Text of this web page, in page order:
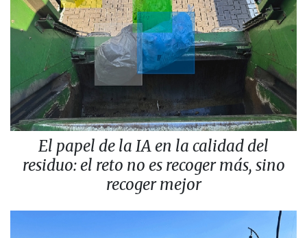
El papel de la IA en la calidad del
residuo: el reto no es recoger más, sino
recoger mejor